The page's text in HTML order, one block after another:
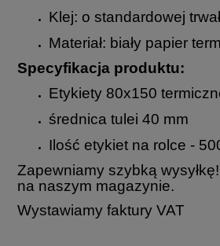
Klej: o standardowej
Materiał: biały papier
Specyfikacja produktu:
Etykiety 80x150
średnica tulei 40 mm
Ilość etykiet na rolce -
Zapewniamy szybką
na naszym magazynie.
Wystawiamy faktury VAT